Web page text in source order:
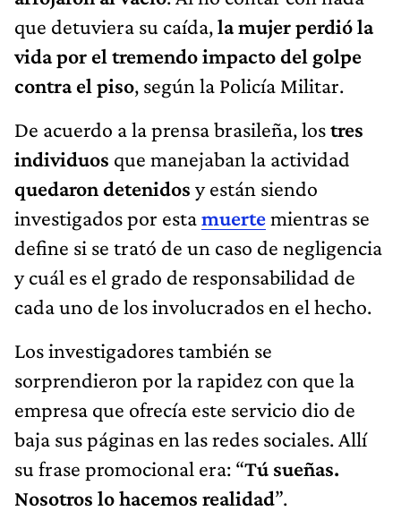
que detuviera su caída,la mujer perdió la
vida por el tremendo impacto del golpe
contra el piso, según la Policía Militar.
De acuerdo a la prensa brasileña, lostres
individuos que manejaban la actividad
quedaron detenidos y están siendo
investigados por estamuertemientras se
define si se trató de un caso de negligencia
y cuál es el grado de responsabilidad de
cada uno de los involucrados en el hecho.
Los investigadores también se
sorprendieron por la rapidez con que la
empresa que ofrecía este servicio dio de
baja sus páginas en las redes sociales. Allí
su frase promocional era: “Tú sueñas.
Nosotros lo hacemos realidad”.